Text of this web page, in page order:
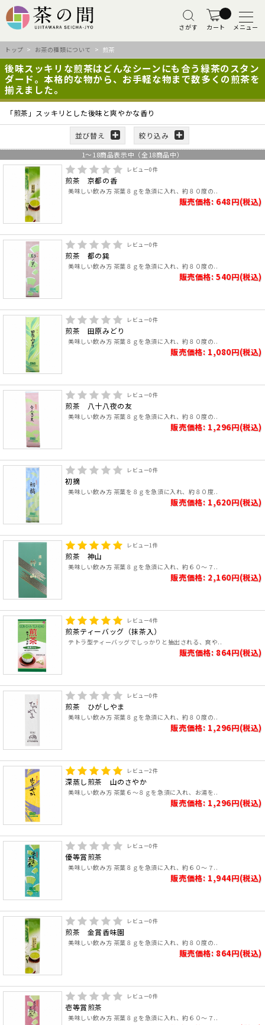
さがす カート メニュー
トップ > お茶の種類について > 煎茶
後味スッキリな煎茶はどんなシーンにも合う緑茶のスタン
ダード。本格的な物から、お手軽な物まで数多くの煎茶を
揃えました。
「煎茶」スッキリとした後味と爽やかな香り
並び替え 絞り込み
1～ 18商品表示中（全 18商品中）
レビュー0件
煎茶 京都の香
美味しい飲み方 茶葉８ｇを急須に入れ、約８０度の..
販売価格: 648円(税込)
レビュー0件
煎茶 都の巽
美味しい飲み方 茶葉８ｇを急須に入れ、約８０度の..
販売価格: 540円(税込)
レビュー0件
煎茶 田原みどり
美味しい飲み方 茶葉８ｇを急須に入れ、約８０度の..
販売価格: 1,080円(税込)
レビュー0件
煎茶 八十八夜の友
美味しい飲み方 茶葉８ｇを急須に入れ、約８０度の..
販売価格: 1,296円(税込)
レビュー0件
初摘
美味しい飲み方 茶葉を８ｇを急須に入れ、約８０度..
販売価格: 1,620円(税込)
レビュー1件
煎茶 神山
美味しい飲み方 茶葉８ｇを急須に入れ、約６０～７..
販売価格: 2,160円(税込)
レビュー4件
煎茶ティーバッグ（抹茶入）
テトラ型ティーバッグでしっかりと抽出される、爽や..
販売価格: 864円(税込)
レビュー0件
煎茶 ひがしやま
美味しい飲み方 茶葉８ｇを急須に入れ、約８０度の..
販売価格: 1,296円(税込)
レビュー2件
深蒸し煎茶 山のさやか
美味しい飲み方 茶葉６～８ｇを急須に入れ、お湯を..
販売価格: 1,296円(税込)
レビュー0件
優等賞煎茶
美味しい飲み方 茶葉８ｇを急須に入れ、約６０～７..
販売価格: 1,944円(税込)
レビュー0件
煎茶 金賞香味園
美味しい飲み方 茶葉８ｇを急須に入れ、約８０度の..
販売価格: 864円(税込)
レビュー0件
壱等賞煎茶
美味しい飲み方 茶葉８ｇを急須に入れ、約６０～７..